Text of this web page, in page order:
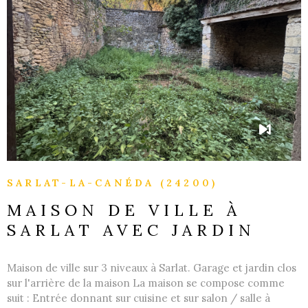
SARLAT-LA-CANÉDA (24200)
MAISON DE VILLE À
SARLAT AVEC JARDIN
Maison de ville sur 3 niveaux à Sarlat. Garage et jardin clos
sur l'arrière de la maison La maison se compose comme
suit : Entrée donnant sur cuisine et sur salon / salle à
VOIR LE BIEN